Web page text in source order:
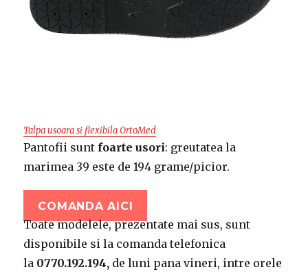
Talpa usoara si flexibila OrtoMed
Pantofii sunt foarte usori: greutatea la
marimea 39 este de 194 grame/picior.
COMANDA AICI
Toate modelele, prezentate mai sus, sunt
disponibile si la comanda telefonica
la 0770.192.194, de luni pana vineri, intre orele